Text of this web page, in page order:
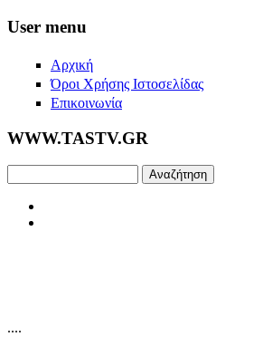
Skip to main content
User menu
Αρχική
Όροι Χρήσης Ιστοσελίδας
Επικοινωνία
WWW.TASTV.GR
....